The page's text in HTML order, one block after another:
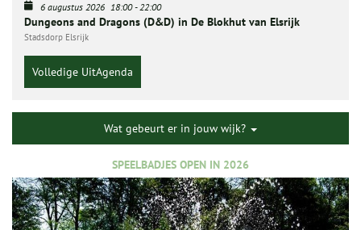
6 augustus 2026 18:00-22:00
Dungeons and Dragons (D&D) in De Blokhut van Elsrijk
Stadsdorp Elsrijk
Volledige UitAgenda
Wat gebeurt er in jouw wijk?
SPEELBADJES OPEN IN 2026